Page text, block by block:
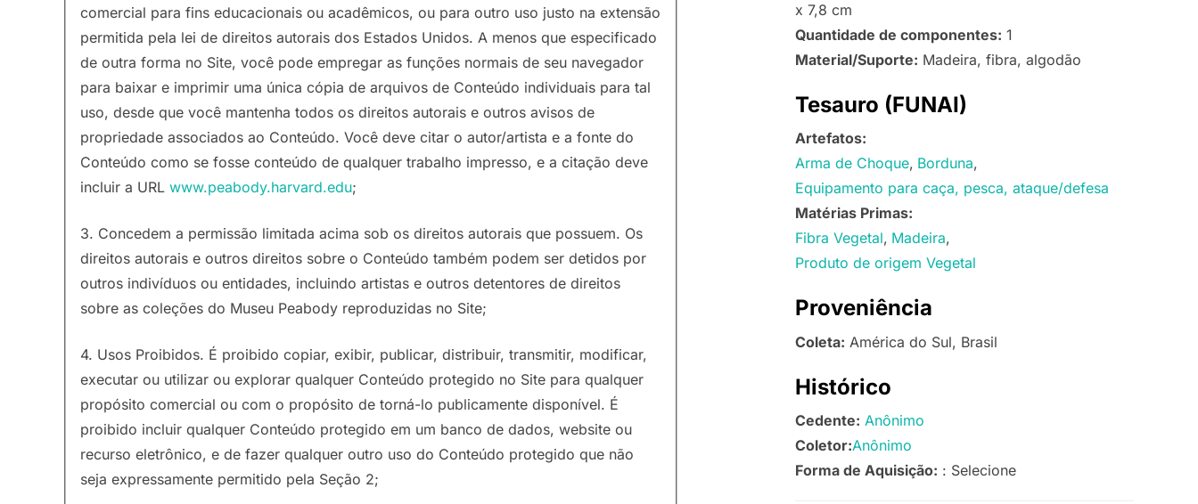
comercial para fins educacionais ou acadêmicos, ou para outro uso justo na extensão
permitida pela lei de direitos autorais dos Estados Unidos. A menos que especificado
de outra forma no Site, você pode empregar as funções normais de seu navegador
para baixar e imprimir uma única cópia de arquivos de Conteúdo individuais para tal
uso, desde que você mantenha todos os direitos autorais e outros avisos de
propriedade associados ao Conteúdo. Você deve citar o autor/artista e a fonte do
Conteúdo como se fosse conteúdo de qualquer trabalho impresso, e a citação deve
incluir a URL www.peabody.harvard.edu;
3. Concedem a permissão limitada acima sob os direitos autorais que possuem. Os
direitos autorais e outros direitos sobre o Conteúdo também podem ser detidos por
outros indivíduos ou entidades, incluindo artistas e outros detentores de direitos
sobre as coleções do Museu Peabody reproduzidas no Site;
4. Usos Proibidos. É proibido copiar, exibir, publicar, distribuir, transmitir, modificar,
executar ou utilizar ou explorar qualquer Conteúdo protegido no Site para qualquer
propósito comercial ou com o propósito de torná-lo publicamente disponível. É
proibido incluir qualquer Conteúdo protegido em um banco de dados, website ou
recurso eletrônico, e de fazer qualquer outro uso do Conteúdo protegido que não
seja expressamente permitido pela Seção 2;
x 7,8 cm
Quantidade de componentes: 1
Material/Suporte: Madeira, fibra, algodão
Tesauro (FUNAI)
Artefatos:
Arma de Choque Borduna
Equipamento para caça, pesca, ataque/defesa
Matérias Primas:
Fibra Vegetal Madeira
Produto de origem Vegetal
Proveniência
Coleta: América do Sul, Brasil
Histórico
Cedente: Anônimo
Coletor:Anônimo
Forma de Aquisição: : Selecione